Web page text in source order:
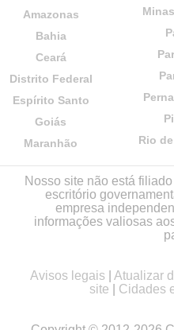
Amazonas
Bahia
Ceará
Distrito Federal
Espírito Santo
Goiás
Maranhão
Rio
Nosso site não está
escritório
empresa
informações valiosas
Avisos legais Atualizar
site
Cidades